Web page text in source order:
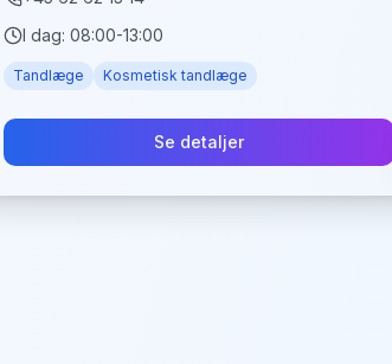
I dag:08:00-13:00
Tandlæge Kosmetisk tandlæge
Se detaljer